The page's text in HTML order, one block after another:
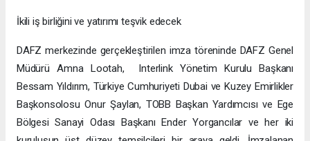
İkili iş birliğini ve yatırımı teşvik edecek
DAFZ merkezinde gerçekleştirilen imza töreninde DAFZ Genel
Müdürü Amna Lootah, Interlink Yönetim Kurulu Başkanı
Bessam Yıldırım, Türkiye Cumhuriyeti Dubai ve Kuzey Emirlikler
Başkonsolosu Onur Şaylan, TOBB Başkan Yardımcısı ve Ege
Bölgesi Sanayi Odası Başkanı Ender Yorgancılar ve her iki